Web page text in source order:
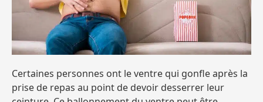
Certaines personnes ont le ventre qui gonfle après la
prise de repas au point de devoir desserrer leur